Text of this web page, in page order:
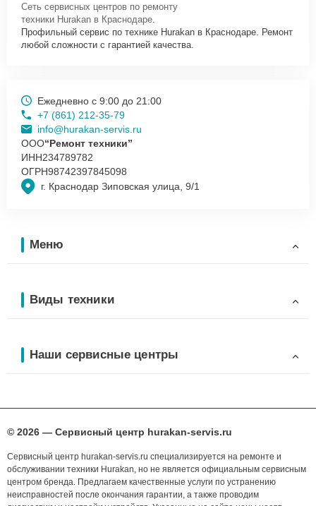
Сеть сервисных центров по ремонту
техники Hurakan в Краснодаре.
Профильный сервис по технике Hurakan в Краснодаре. Ремонт
любой сложности с гарантией качества.
г. Краснодар Зиповская улица, 9/1
Ежедневно с 9:00 до 21:00
+7 (861) 212-35-79
info@hurakan-servis.ru
ООО“Ремонт техники”
ИНН234789782
ОГРН98742397845098
Меню
Виды техники
Наши сервисные центры
© 2026 — Сервисный центр hurakan-servis.ru
Сервисный центр hurakan-servis.ru специализируется на ремонте и
обслуживании техники Hurakan, но не является официальным сервисным
центром бренда. Предлагаем качественные услуги по устранению
неисправностей после окончания гарантии, а также проводим